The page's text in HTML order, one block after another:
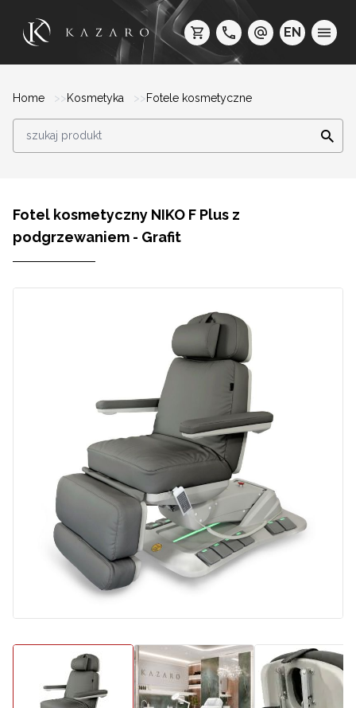
EN
Home Kosmetyka Fotele kosmetyczne
Fotel kosmetyczny NIKO F Plus z
podgrzewaniem - Grafit